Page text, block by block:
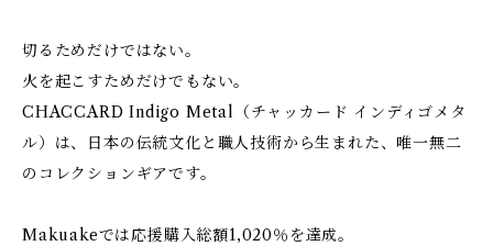
切るためだけではない。
火を起こすためだけでもない。
CHACCARD Indigo Metal（チャッカード インディゴメタ
ル）は、日本の伝統文化と職人技術から生まれた、唯一無二
のコレクションギアです。
Makuakeでは応援購入総額1,020％を達成。